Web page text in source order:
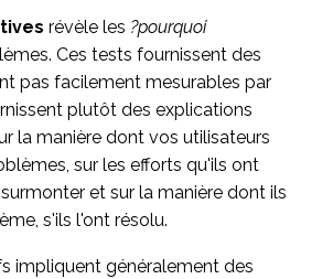
révèle les ?pourquoi
Ces tests fournissent des
pas facilement mesurables par
plutôt des explications
la manière dont vos utilisateurs
sur les efforts qu'ils ont
et sur la manière dont ils
s'ils l'ont résolu.
impliquent généralement des